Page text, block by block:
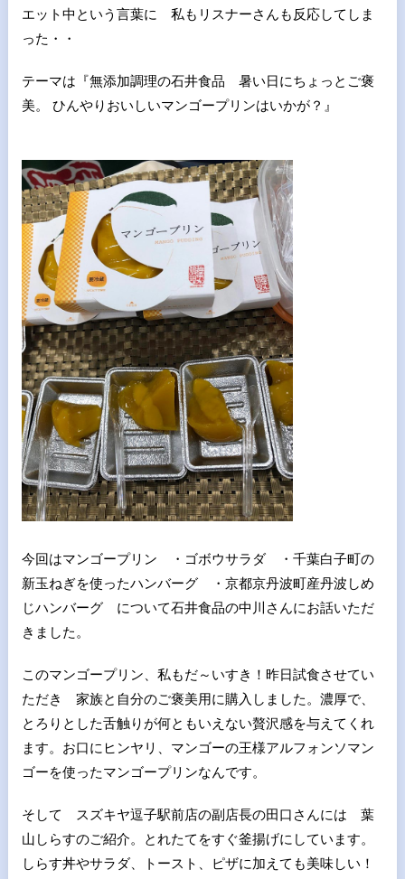
エット中という言葉に 私もリスナーさんも反応してしま
った・・
テーマは『無添加調理の石井食品 暑い日にちょっとご褒
美。 ひんやりおいしいマンゴープリンはいかが？』
今回はマンゴープリン ・ゴボウサラダ ・千葉白子町の
新玉ねぎを使ったハンバーグ ・京都京丹波町産丹波しめ
じハンバーグ について石井食品の中川さんにお話いただ
きました。
このマンゴープリン、私もだ～いすき！昨日試食させてい
ただき 家族と自分のご褒美用に購入しました。濃厚で、
とろりとした舌触りが何ともいえない贅沢感を与えてくれ
ます。お口にヒンヤリ、マンゴーの王様アルフォンソマン
ゴーを使ったマンゴープリンなんです。
そして スズキヤ逗子駅前店の副店長の田口さんには 葉
山しらすのご紹介。とれたてをすぐ釜揚げにしています。
しらす丼やサラダ、トースト、ピザに加えても美味しい！